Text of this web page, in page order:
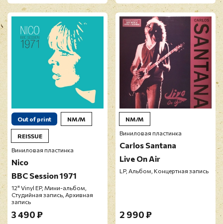
Out of print NM/M
REISSUE
Виниловая пластинка
Nico
BBC Session 1971
12" Vinyl EP, Мини-альбом,
Студийная запись, Архивная
запись
3 490 ₽
NM/M
Виниловая пластинка
Carlos Santana
Live On Air
LP, Альбом, Концертная запись
2 990 ₽